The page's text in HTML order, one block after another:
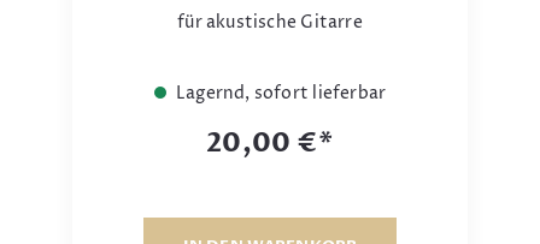
für akustische Gitarre
Lagernd, sofort lieferbar
20,00 €*